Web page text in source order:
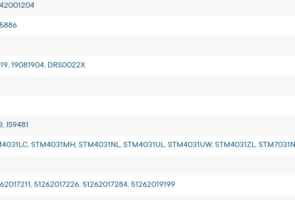
19081904, DRS0022X
IS9481
STM4031MH, STM4031NL, STM4031UL, STM4031UW, STM4031ZL,
51262017226, 51262017284, 51262019199